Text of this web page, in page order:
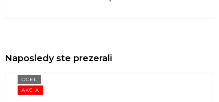
Naposledy ste prezerali
AKCIA
OCEĽ